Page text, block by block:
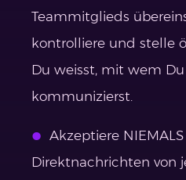
Teammitglieds
kontrolliere und stelle
Du weisst, mit wem
kommunizierst.
Akzeptiere
Direktnachrichten von